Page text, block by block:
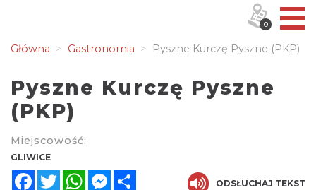
Główna Gastronomia Pyszne Kurczę Pyszne (PKP)
Pyszne Kurczę Pyszne
(PKP)
Miejscowość:
GLIWICE
FacebookTwitterWhatsAppMessenger
ODSŁUCHAJ TEKST
0